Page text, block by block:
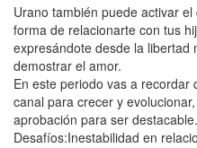
Urano también puede activar
forma de relacionarte con tus
expresándote desde la libertad
demostrar el amor.
En este periodo vas a recordar
canal para crecer y
aprobación para ser destacable.
Desafíos:Inestabilidad en